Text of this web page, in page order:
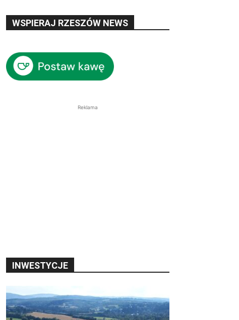
WSPIERAJ RZESZÓW NEWS
Reklama
INWESTYCJE